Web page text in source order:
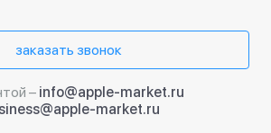
заказать звонок
– info@apple-market.ru
market.ru